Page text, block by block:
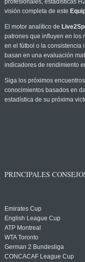
profesionales, estadísticas
visión completa de este
El motor analítico de
patrones que influyen en los
en el fútbol o la consistencia
basan en una evaluación
indicadores de rendimiento
Siga los próximos
conocimientos basados en
estadística de su próxima
PRINCIPALES
Emirates Cup
English League Cup
ATP Montreal
WTA Toronto
German 2 Bundesliga
CONCACAF League Cup